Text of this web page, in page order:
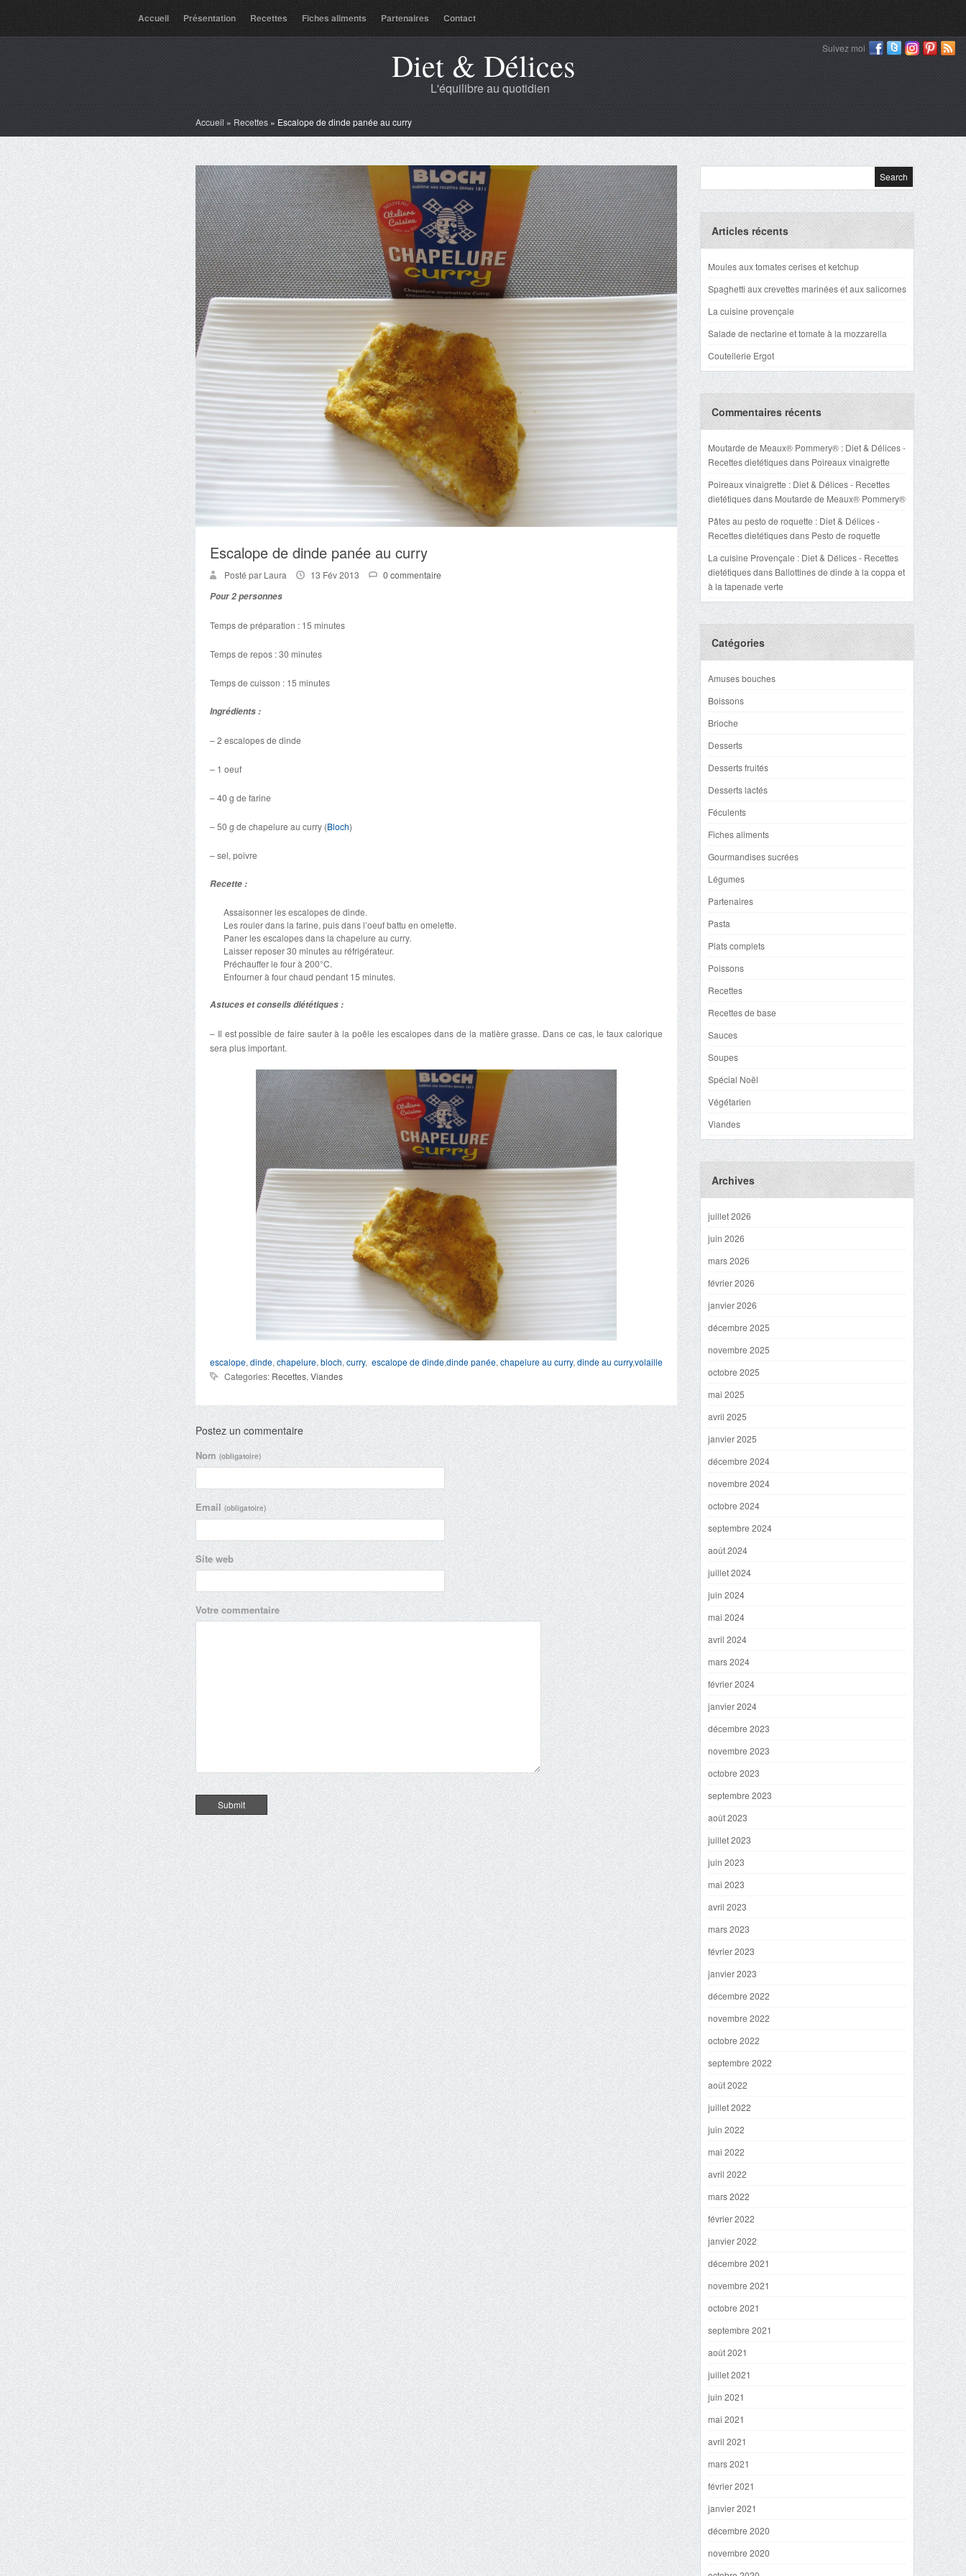
Accueil Présentation Recettes Fiches aliments Partenaires Contact
Suivez moi
Diet & Délices
L'équilibre au quotidien
Accueil » Recettes » Escalope de dinde panée au curry
Escalope de dinde panée au curry
Posté par Laura 13 Fév 2013
0 commentaire
Pour 2 personnes
Temps de préparation : 15 minutes
Temps de repos : 30 minutes
Temps de cuisson : 15 minutes
Ingrédients :
– 2 escalopes de dinde
– 1 oeuf
– 40 g de farine
– 50 g de chapelure au curry (Bloch)
– sel, poivre
Recette :
Assaisonner les escalopes de dinde.
Les rouler dans la farine, puis dans l’oeuf battu en omelette.
Paner les escalopes dans la chapelure au curry.
Laisser reposer 30 minutes au réfrigérateur.
Préchauffer le four à 200°C.
Enfourner à four chaud pendant 15 minutes.
Astuces et conseils diététiques :
– Il est possible de faire sauter à la poêle les escalopes dans de la matière grasse. Dans ce cas, le taux calorique
sera plus important.
escalope, dinde, chapelure, bloch, curry, escalope de dinde,dinde panée, chapelure au curry, dinde au curry,volaille
Categories: Recettes, Viandes
Postez un commentaire
Nom(obligatoire)
Email(obligatoire)
Site web
Votre commentaire
Articles récents
Moules aux tomates cerises et ketchup
Spaghetti aux crevettes marinées et aux salicornes
La cuisine provençale
Salade de nectarine et tomate à la mozzarella
Coutellerie Ergot
Commentaires récents
Moutarde de Meaux® Pommery® : Diet & Délices -
Recettes dietétiquesdans Poireaux vinaigrette
Poireaux vinaigrette : Diet & Délices - Recettes
dietétiquesdans Moutarde de Meaux® Pommery®
Pâtes au pesto de roquette : Diet & Délices -
Recettes dietétiquesdans Pesto de roquette
La cuisine Provençale : Diet & Délices - Recettes
dietétiquesdans Ballottines de dinde à la coppa et
à la tapenade verte
Catégories
Amuses bouches
Boissons
Brioche
Desserts
Desserts fruités
Desserts lactés
Féculents
Fiches aliments
Gourmandises sucrées
Légumes
Partenaires
Pasta
Plats complets
Poissons
Recettes
Recettes de base
Sauces
Soupes
Spécial Noël
Végétarien
Viandes
Archives
juillet 2026
juin 2026
mars 2026
février 2026
janvier 2026
décembre 2025
novembre 2025
octobre 2025
mai 2025
avril 2025
janvier 2025
décembre 2024
novembre 2024
octobre 2024
septembre 2024
août 2024
juillet 2024
juin 2024
mai 2024
avril 2024
mars 2024
février 2024
janvier 2024
décembre 2023
novembre 2023
octobre 2023
septembre 2023
août 2023
juillet 2023
juin 2023
mai 2023
avril 2023
mars 2023
février 2023
janvier 2023
décembre 2022
novembre 2022
octobre 2022
septembre 2022
août 2022
juillet 2022
juin 2022
mai 2022
avril 2022
mars 2022
février 2022
janvier 2022
décembre 2021
novembre 2021
octobre 2021
septembre 2021
août 2021
juillet 2021
juin 2021
mai 2021
avril 2021
mars 2021
février 2021
janvier 2021
décembre 2020
novembre 2020